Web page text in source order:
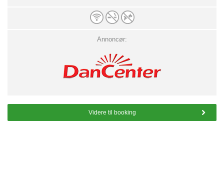
Annoncør:
Videre til booking